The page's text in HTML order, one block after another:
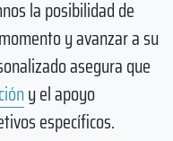
la posibilidad de
y avanzar a su
asegura que
y el apoyo
específicos.